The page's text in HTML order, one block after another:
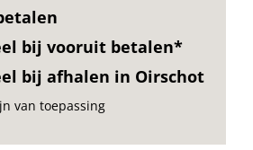
bij vooruit betalen*
bij afhalen in Oirschot
van toepassing